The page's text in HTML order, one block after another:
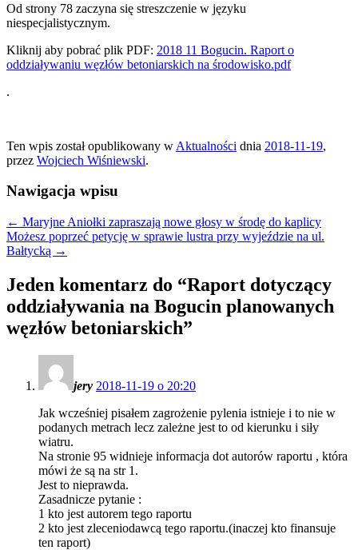
Od strony 78 zaczyna się streszczenie w języku
niespecjalistycznym.
Kliknij aby pobrać plik PDF: 2018 11 Bogucin. Raport o
oddziaływaniu węzłów betoniarskich na środowisko.pdf
.
Ten wpis został opublikowany w Aktualności dnia 2018-11-19,
przez Wojciech Wiśniewski.
Nawigacja wpisu
← Maryjne Aniołki zapraszają nowe głosy w środę do kaplicy
Możesz poprzeć petycję w sprawie lustra przy wyjeździe na ul.
Bałtycką →
Jeden komentarz do “Raport dotyczący
oddziaływania na Bogucin planowanych
węzłów betoniarskich”
jery 2018-11-19 o 20:20
Jak wcześniej pisałem zagrożenie pylenia istnieje i to nie w
podanych metrach lecz zależne jest to od kierunku i siły
wiatru.
Na stronie 95 widnieje informacja dot autorów raportu , która
mówi że są na str 1.
Jest to nieprawda.
Zasadnicze pytanie :
1 kto jest autorem tego raportu
2 kto jest zleceniodawcą tego raportu.(inaczej kto finansuje
ten raport)